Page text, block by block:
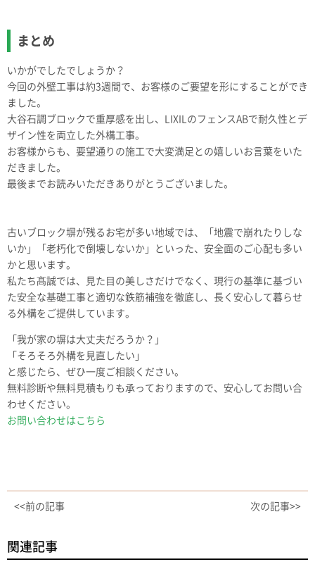
まとめ
いかがでしたでしょうか？
今回の外壁工事は約3週間で、お客様のご要望を形にすることができ
ました。
大谷石調ブロックで重厚感を出し、LIXILのフェンスABで耐久性とデ
ザイン性を両立した外構工事。
お客様からも、要望通りの施工で大変満足との嬉しいお言葉をいた
だきました。
最後までお読みいただきありがとうございました。
古いブロック塀が残るお宅が多い地域では、「地震で崩れたりしな
いか」「老朽化で倒壊しないか」といった、安全面のご心配も多い
かと思います。
私たち髙誠では、見た目の美しさだけでなく、現行の基準に基づい
た安全な基礎工事と適切な鉄筋補強を徹底し、長く安心して暮らせ
る外構をご提供しています。
「我が家の塀は大丈夫だろうか？」
「そろそろ外構を見直したい」
と感じたら、ぜひ一度ご相談ください。
無料診断や無料見積もりも承っておりますので、安心してお問い合
わせください。
お問い合わせはこちら
<<前の記事 次の記事>>
関連記事